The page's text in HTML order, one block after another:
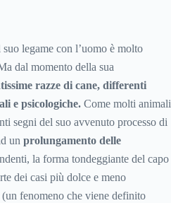
legame con l’uomo è molto
dal momento della sua
razze di cane, differenti
e psicologiche. Come molti animali
segni del suo avvenuto processo di
un prolungamento delle
la forma tondeggiante del capo
dei casi più dolce e meno
fenomeno che viene definito